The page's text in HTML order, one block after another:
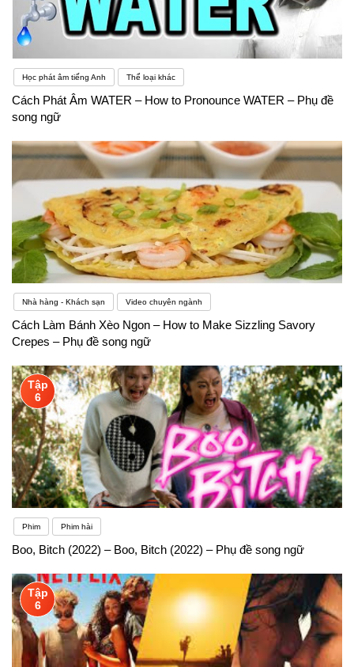
Học phát âm tiếng Anh Thể loại khác
Cách Phát Âm WATER – How to Pronounce WATER – Phụ đề
song ngữ
Nhà hàng - Khách sạn Video chuyên ngành
Cách Làm Bánh Xèo Ngon – How to Make Sizzling Savory
Crepes – Phụ đề song ngữ
Tập
6
Phim Phim hài
Boo, Bitch (2022) – Boo, Bitch (2022) – Phụ đề song ngữ
Tập
6